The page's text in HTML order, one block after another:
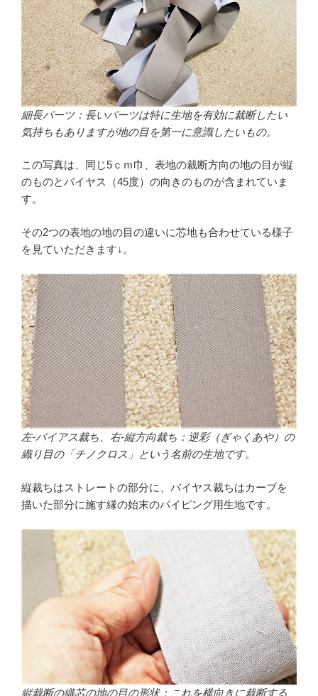
細長パーツ：長いパーツは特に生地を有効に裁断したい
気持ちもありますが地の目を第一に意識したいもの。
この写真は、同じ5ｃｍ巾、表地の裁断方向の地の目が縦
のものとバイヤス（45度）の向きのものが含まれていま
す。
その2つの表地の地の目の違いに芯地も合わせている様子
を見ていただきます↓。
左-バイアス裁ち、右-縦方向裁ち：逆彩（ぎゃくあや）の
織り目の「チノクロス」という名前の生地です。
縦裁ちはストレートの部分に、バイヤス裁ちはカーブを
描いた部分に施す縁の始末のパイピング用生地です。
縦裁断の織芯の地の目の形状：これを横向きに裁断する